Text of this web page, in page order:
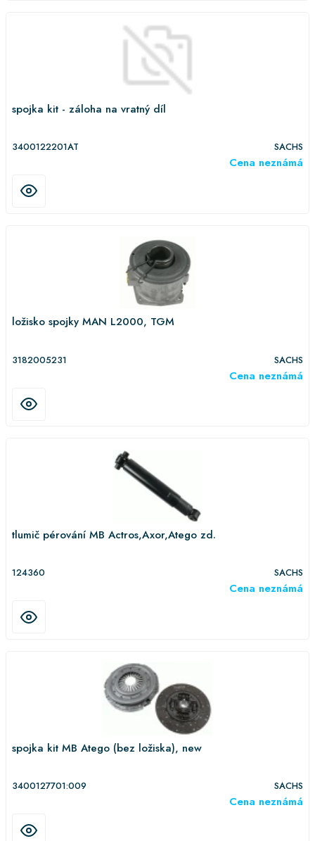
spojka kit - záloha na vratný díl
3400122201AT SACHS
Cena neznámá
ložisko spojky MAN L2000, TGM
3182005231 SACHS
Cena neznámá
tlumič pérování MB Actros,Axor,Atego zd.
124360 SACHS
Cena neznámá
spojka kit MB Atego (bez ložiska), new
3400127701:009 SACHS
Cena neznámá